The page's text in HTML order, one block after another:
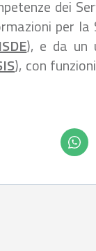
dei
per la
), e da un
), con